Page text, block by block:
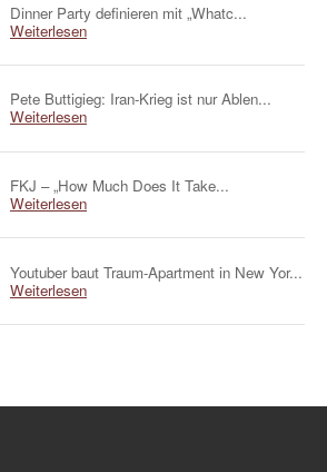
Dinner Party definieren mit „Whatc...
Weiterlesen
Pete Buttigieg: Iran-Krieg ist nur Ablen...
Weiterlesen
FKJ – „How Much Does It Take...
Weiterlesen
Youtuber baut Traum-Apartment in New Yor...
Weiterlesen